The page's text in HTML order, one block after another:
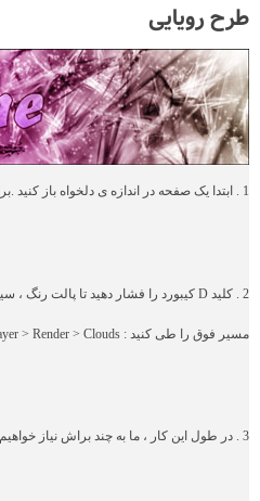
طرح رویایی
1 . ابتدا یک صفحه در اندازه ی دلخواه باز کنید .برای این کار من
2 . کلید D کیبورد را فشار دهید تا پالت رنگ ،
مسیر فوق را طی کنید : Layer > Render > Clouds
3 . در طول این کار ، ما به چند براش نیاز